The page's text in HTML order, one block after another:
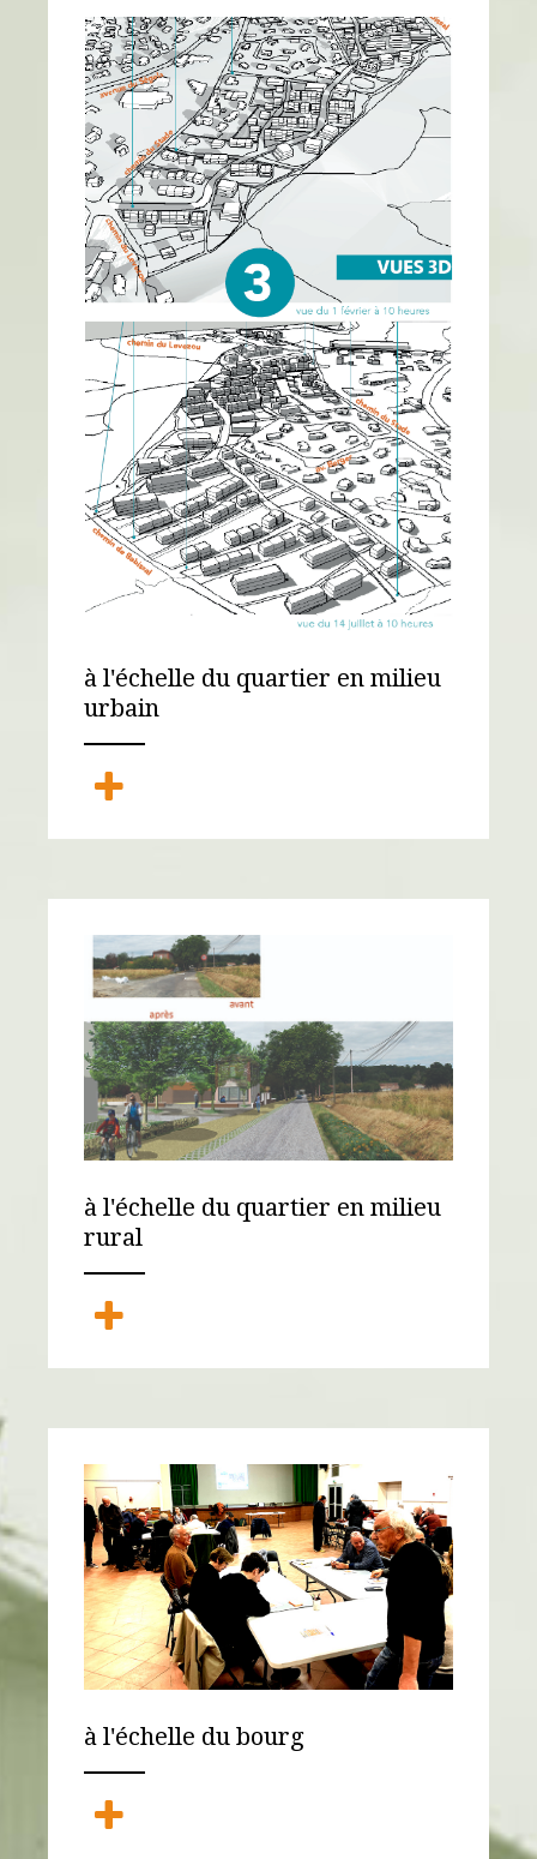
à l'échelle du quartier en milieu
urbain
ANEMPTYTEXTLLINE
à l'échelle du quartier en milieu
rural
ANEMPTYTEXTLLINE
à l'échelle du bourg
ANEMPTYTEXTLLINE